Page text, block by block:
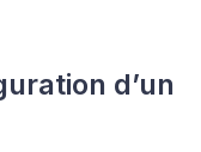
d’un